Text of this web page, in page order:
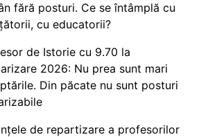
fără posturi. Ce se întâmplă cu
cu educatorii?
de Istorie cu 9.70 la
2026: Nu prea sunt mari
Din păcate nu sunt posturi
de repartizare a profesorilor